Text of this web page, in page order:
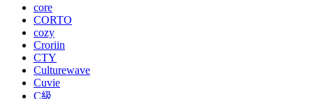
core
CORTO
cozy
Croriin
CTY
Culturewave
Cuvie
C級